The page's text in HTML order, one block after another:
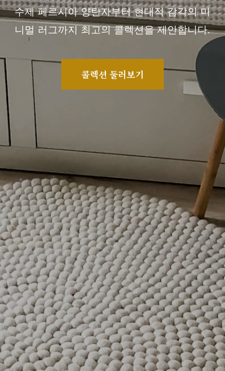
수제 페르시아 양탄자부터 현대적 감각의 미
니멀 러그까지 최고의 콜렉션을 제안합니다.
콜렉션 둘러보기